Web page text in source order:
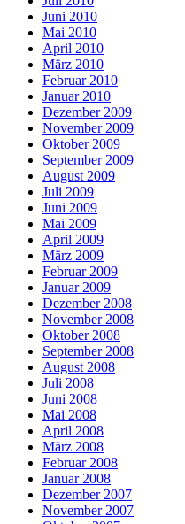
Juni 2010
Mai 2010
April 2010
März 2010
Februar 2010
Januar 2010
Dezember 2009
November 2009
Oktober 2009
September 2009
August 2009
Juli 2009
Juni 2009
Mai 2009
April 2009
März 2009
Februar 2009
Januar 2009
Dezember 2008
November 2008
Oktober 2008
September 2008
August 2008
Juli 2008
Juni 2008
Mai 2008
April 2008
März 2008
Februar 2008
Januar 2008
Dezember 2007
November 2007